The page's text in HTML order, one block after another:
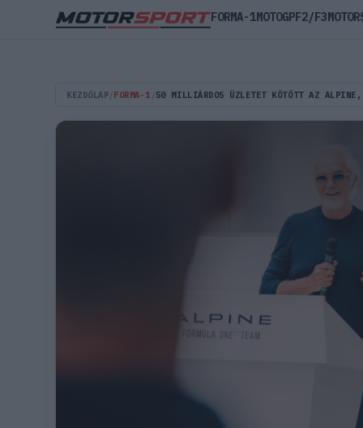
KEZDŐLAP FORMA-1 50 MILLIÁRDOS ÜZLETET KÖTÖTT AZ
FORMA-1MOTOGPF2/F3